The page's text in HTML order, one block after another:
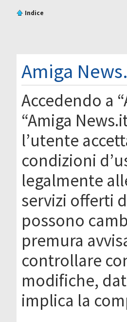
Indice
Amiga
Accedendo a
“Amiga
l’utente
condizioni
legalmente
servizi offerti
possono
premura
controllare
modifiche,
implica la